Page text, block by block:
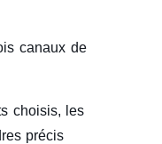
canaux de
choisis, les
précis